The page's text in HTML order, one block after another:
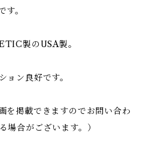
す。
製のUSA製。
ョン良好です。
を掲載できますのでお問い合わ
場合がございます。）